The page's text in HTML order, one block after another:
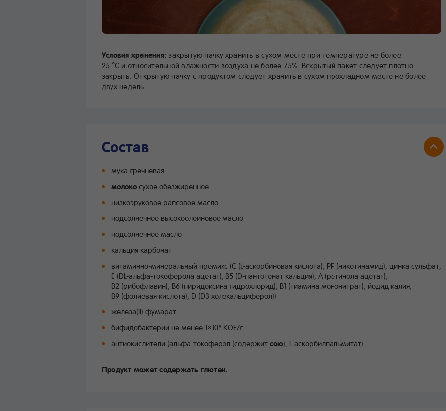
Условия хранения: закрытую пачку хранить в сухом месте при температуре не более
25 °С и относительной влажности воздуха не более 75%. Вскрытый пакет следует плотно
закрыть. Открытую пачку с продуктом следует хранить в сухом прохладном месте не более
двух недель.
Состав
мука гречневая
молоко сухое обезжиренное
низкоэруковое рапсовое масло
подсолнечное высокоолеиновое масло
подсолнечное масло
кальция карбонат
витаминно-минеральный премикс (C (L-аскорбиновая кислота), PP (никотинамид), цинка сульфат,
E (DL-альфа-токоферола ацетат), B5 (D-пантотенат кальция), A (ретинола ацетат),
B2 (рибофлавин), B6 (пиридоксина гидрохлорид), B1 (тиамина мононитрат), йодид калия,
B9 (фолиевая кислота), D (D3 холекальциферол))
железа(II) фумарат
бифидобактерии не менее 1×10⁶ КОЕ/г
антиокислители (альфа-токоферол (содержит сою), L-аскорбилпальмитат)
Продукт может содержать глютен.